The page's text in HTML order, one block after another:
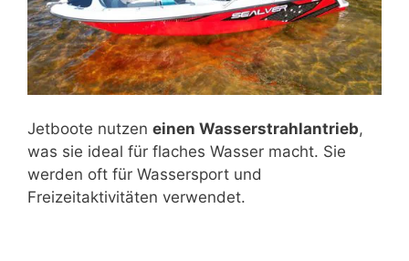
Jetboote nutzen einen Wasserstrahlantrieb,
was sie ideal für flaches Wasser macht. Sie
werden oft für Wassersport und
Freizeitaktivitäten verwendet.